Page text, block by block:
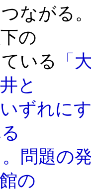
ながる
の
いる
「
と
ずれに
問題の
の